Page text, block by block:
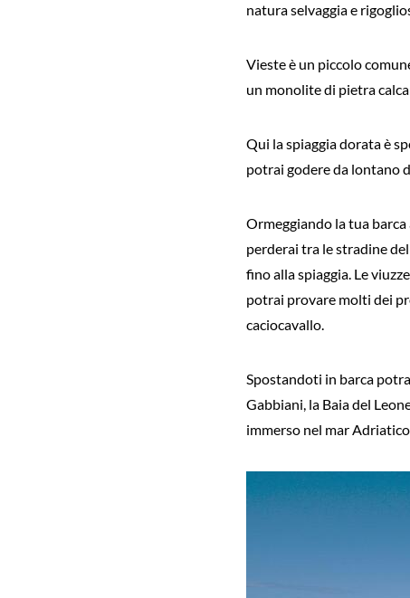
natura selvaggia e
Vieste è un piccolo
un monolite di pietra
Qui la spiaggia dorata è
potrai godere da lontano
Ormeggiando la tua
perderai tra le stradine
fino alla spiaggia. Le
potrai provare molti dei
caciocavallo.
Spostandoti in barca
Gabbiani, la Baia del
immerso nel mar